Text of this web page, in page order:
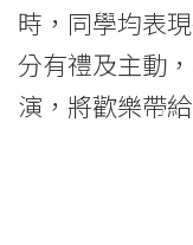
時，同學均表
分有禮及主動
演，將歡樂帶